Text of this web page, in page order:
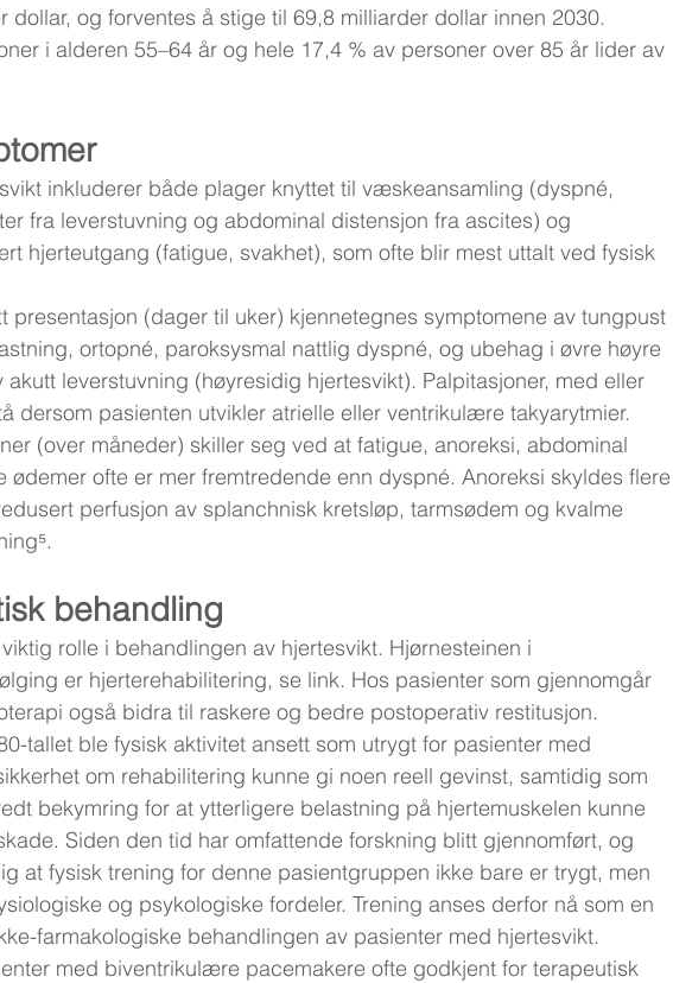
dollar, og forventes å stige til 69,8 milliarder dollar innen 2030.
i alderen 55–64 år og hele 17,4 % av personer over 85 år lider av
inkluderer både plager knyttet til væskeansamling (dyspné,
fra leverstuvning og abdominal distensjon fra ascites) og
hjerteutgang (fatigue, svakhet), som ofte blir mest uttalt ved fysisk
presentasjon (dager til uker) kjennetegnes symptomene av tungpust
ortopné, paroksysmal nattlig dyspné, og ubehag i øvre høyre
leverstuvning (høyresidig hjertesvikt). Palpitasjoner, med eller
dersom pasienten utvikler atrielle eller ventrikulære takyarytmier.
(over måneder) skiller seg ved at fatigue, anoreksi, abdominal
ødemer ofte er mer fremtredende enn dyspné. Anoreksi skyldes flere
perfusjon av splanchnisk kretsløp, tarmsødem og kvalme
behandling
rolle i behandlingen av hjertesvikt. Hjørnesteinen i
er hjerterehabilitering, se link. Hos pasienter som gjennomgår
også bidra til raskere og bedre postoperativ restitusjon.
tallet ble fysisk aktivitet ansett som utrygt for pasienter med
om rehabilitering kunne gi noen reell gevinst, samtidig som
bekymring for at ytterligere belastning på hjertemuskelen kunne
Siden den tid har omfattende forskning blitt gjennomført, og
at fysisk trening for denne pasientgruppen ikke bare er trygt, men
og psykologiske fordeler. Trening anses derfor nå som en
farmakologiske behandlingen av pasienter med hjertesvikt.
med biventrikulære pacemakere ofte godkjent for terapeutisk